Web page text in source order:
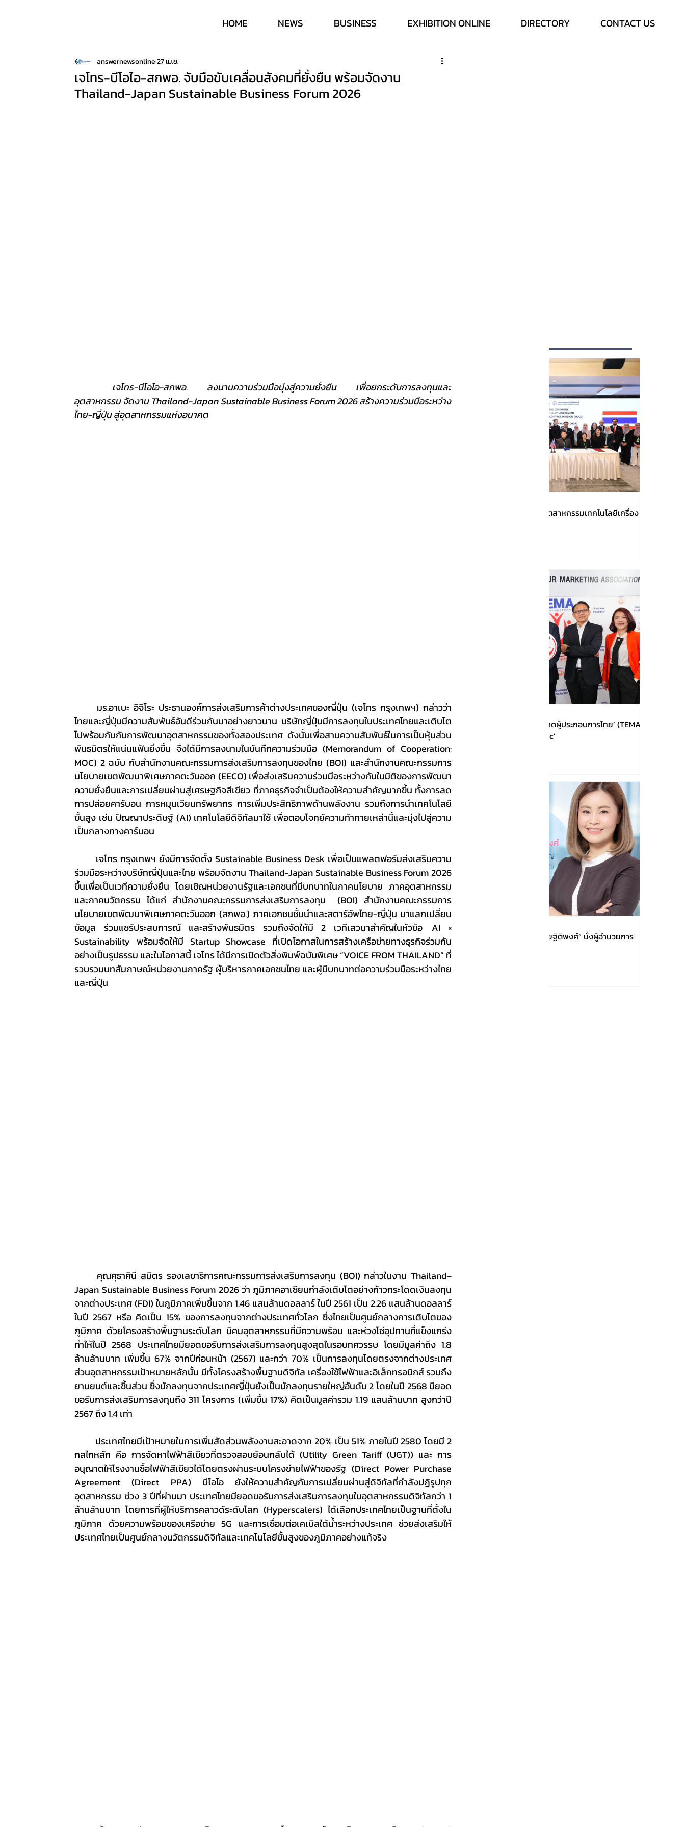
HOME NEWS BUSINESS EXHIBITION ONLINE DIRECTORY CONTACT US
เปิดภารกิจของสมาคมอุตสาหกรรมเทคโนโลยีเครื่อง
!!!เปิดตัว ‘สมาคมการตลาดผู้ประกอบการไทย’ (TEMA)
ชูโมเดล ‘Business Clinic’
AOT แต่งตั้ง “ปวีณา จริยฐิติพงศ์” นั่งผู้อำนวยการ
เจโทร-บีโอไอ-สกพอ. จับมือขับเคลื่อนสังคมที่ยั่งยืน พร้อมจัดงาน
Thailand-Japan Sustainable Business Forum 2026
answernewsonline27 เม.ย.
อุตสาหกรรม จัดงาน Thailand-Japan Sustainable Business Forum 2026 สร้างความร่วมมือระหว่าง
ไทย-ญี่ปุ่น สู่อุตสาหกรรมแห่งอนาคต
ไทยและญี่ปุ่นมีความสัมพันธ์อันดีร่วมกันมาอย่างยาวนาน บริษัทญี่ปุ่นมีการลงทุนในประเทศไทยและเติบโต
ไปพร้อมกันกับการพัฒนาอุตสาหกรรมของทั้งสองประเทศ ดังนั้นเพื่อสานความสัมพันธ์ในการเป็นหุ้นส่วน
พันธมิตรให้แน่นแฟ้นยิ่งขึ้น จึงได้มีการลงนามในบันทึกความร่วมมือ (Memorandum of Cooperation:
MOC) 2 ฉบับ กับสำนักงานคณะกรรมการส่งเสริมการลงทุนของไทย (BOI) และสำนักงานคณะกรรมการ
นโยบายเขตพัฒนาพิเศษภาคตะวันออก (EECO) เพื่อส่งเสริมความร่วมมือระหว่างกันในมิติของการพัฒนา
ความยั่งยืนและการเปลี่ยนผ่านสู่เศรษฐกิจสีเขียว ที่ภาคธุรกิจจำเป็นต้องให้ความสำคัญมากขึ้น ทั้งการลด
การปล่อยคาร์บอน การหมุนเวียนทรัพยากร การเพิ่มประสิทธิภาพด้านพลังงาน รวมถึงการนำเทคโนโลยี
ขั้นสูง เช่น ปัญญาประดิษฐ์ (AI) เทคโนโลยีดิจิทัลมาใช้ เพื่อตอบโจทย์ความท้าทายเหล่านี้และมุ่งไปสู่ความ
เป็นกลางทางคาร์บอน
ร่วมมือระหว่างบริษัทญี่ปุ่นและไทย พร้อมจัดงาน Thailand-Japan Sustainable Business Forum 2026
ขึ้นเพื่อเป็นเวทีความยั่งยืน โดยเชิญหน่วยงานรัฐและเอกชนที่มีบทบาทในภาคนโยบาย ภาคอุตสาหกรรม
และภาคนวัตกรรม ได้แก่ สำนักงานคณะกรรมการส่งเสริมการลงทุน  (BOI) สำนักงานคณะกรรมการ
นโยบายเขตพัฒนาพิเศษภาคตะวันออก (สกพอ.) ภาคเอกชนชั้นนำและสตาร์อัพไทย-ญี่ปุ่น มาแลกเปลี่ยน
ข้อมูล ร่วมแชร์ประสบการณ์ และสร้างพันธมิตร รวมถึงจัดให้มี 2 เวทีเสวนาสำคัญในหัวข้อ  AI ×
Sustainability พร้อมจัดให้มี Startup Showcase ที่เปิดโอกาสในการสร้างเครือข่ายทางธุรกิจร่วมกัน
อย่างเป็นรูปธรรม และในโอกาสนี้ เจโทร ได้มีการเปิดตัวสิ่งพิมพ์ฉบับพิเศษ “VOICE FROM THAILAND” ที่
รวบรวมบทสัมภาษณ์หน่วยงานภาครัฐ ผู้บริหารภาคเอกชนไทย และผู้มีบทบาทต่อความร่วมมือระหว่างไทย
และญี่ปุ่น
Japan Sustainable Business Forum 2026 ว่า ภูมิภาคอาเซียนกำลังเติบโตอย่างก้าวกระโดดเงินลงทุน
จากต่างประเทศ (FDI) ในภูมิภาคเพิ่มขึ้นจาก 1.46 แสนล้านดอลลาร์ ในปี 2561 เป็น 2.26 แสนล้านดอลลาร์
ในปี 2567 หรือ คิดเป็น 15% ของการลงทุนจากต่างประเทศทั่วโลก ซึ่งไทยเป็นศูนย์กลางการเติบโตของ
ภูมิภาค ด้วยโครงสร้างพื้นฐานระดับโลก นิคมอุตสาหกรรมที่มีความพร้อม และห่วงโซ่อุปทานที่แข็งแกร่ง
ทำให้ในปี 2568 ประเทศไทยมียอดขอรับการส่งเสริมการลงทุนสูงสุดในรอบทศวรรษ โดยมีมูลค่าถึง 1.8
ล้านล้านบาท เพิ่มขึ้น 67% จากปีก่อนหน้า (2567) และกว่า 70% เป็นการลงทุนโดยตรงจากต่างประเทศ
ส่วนอุตสาหกรรมเป้าหมายหลักนั้น มีทั้งโครงสร้างพื้นฐานดิจิทัล เครื่องใช้ไฟฟ้าและอิเล็กทรอนิกส์ รวมถึง
ยานยนต์และชิ้นส่วน ซึ่งนักลงทุนจากประเทศญี่ปุ่นยังเป็นนักลงทุนรายใหญ่อันดับ 2 โดยในปี 2568 มียอด
ขอรับการส่งเสริมการลงทุนถึง 311 โครงการ (เพิ่มขึ้น 17%) คิดเป็นมูลค่ารวม 1.19 แสนล้านบาท สูงกว่าปี
2567 ถึง 1.4 เท่า
กลไกหลัก คือ การจัดหาไฟฟ้าสีเขียวที่ตรวจสอบย้อนกลับได้ (Utility Green Tariff (UGT)) และ การ
อนุญาตให้โรงงานซื้อไฟฟ้าสีเขียวได้โดยตรงผ่านระบบโครงข่ายไฟฟ้าของรัฐ (Direct Power Purchase
Agreement (Direct PPA) บีโอไอ ยังให้ความสำคัญกับการเปลี่ยนผ่านสู่ดิจิทัลที่กำลังปฏิรูปทุก
อุตสาหกรรม ช่วง 3 ปีที่ผ่านมา ประเทศไทยมียอดขอรับการส่งเสริมการลงทุนในอุตสาหกรรมดิจิทัลกว่า 1
ล้านล้านบาท โดยการที่ผู้ให้บริการคลาวด์ระดับโลก (Hyperscalers) ได้เลือกประเทศไทยเป็นฐานที่ตั้งใน
ภูมิภาค ด้วยความพร้อมของเครือข่าย 5G และการเชื่อมต่อเคเบิลใต้น้ำระหว่างประเทศ ช่วยส่งเสริมให้
ประเทศไทยเป็นศูนย์กลางนวัตกรรมดิจิทัลและเทคโนโลยีขั้นสูงของภูมิภาคอย่างแท้จริง